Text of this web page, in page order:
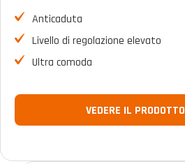
FILTRO
Anticaduta
Livello di regolazione elevato
Ultra comoda
VEDERE IL PRODOTTO